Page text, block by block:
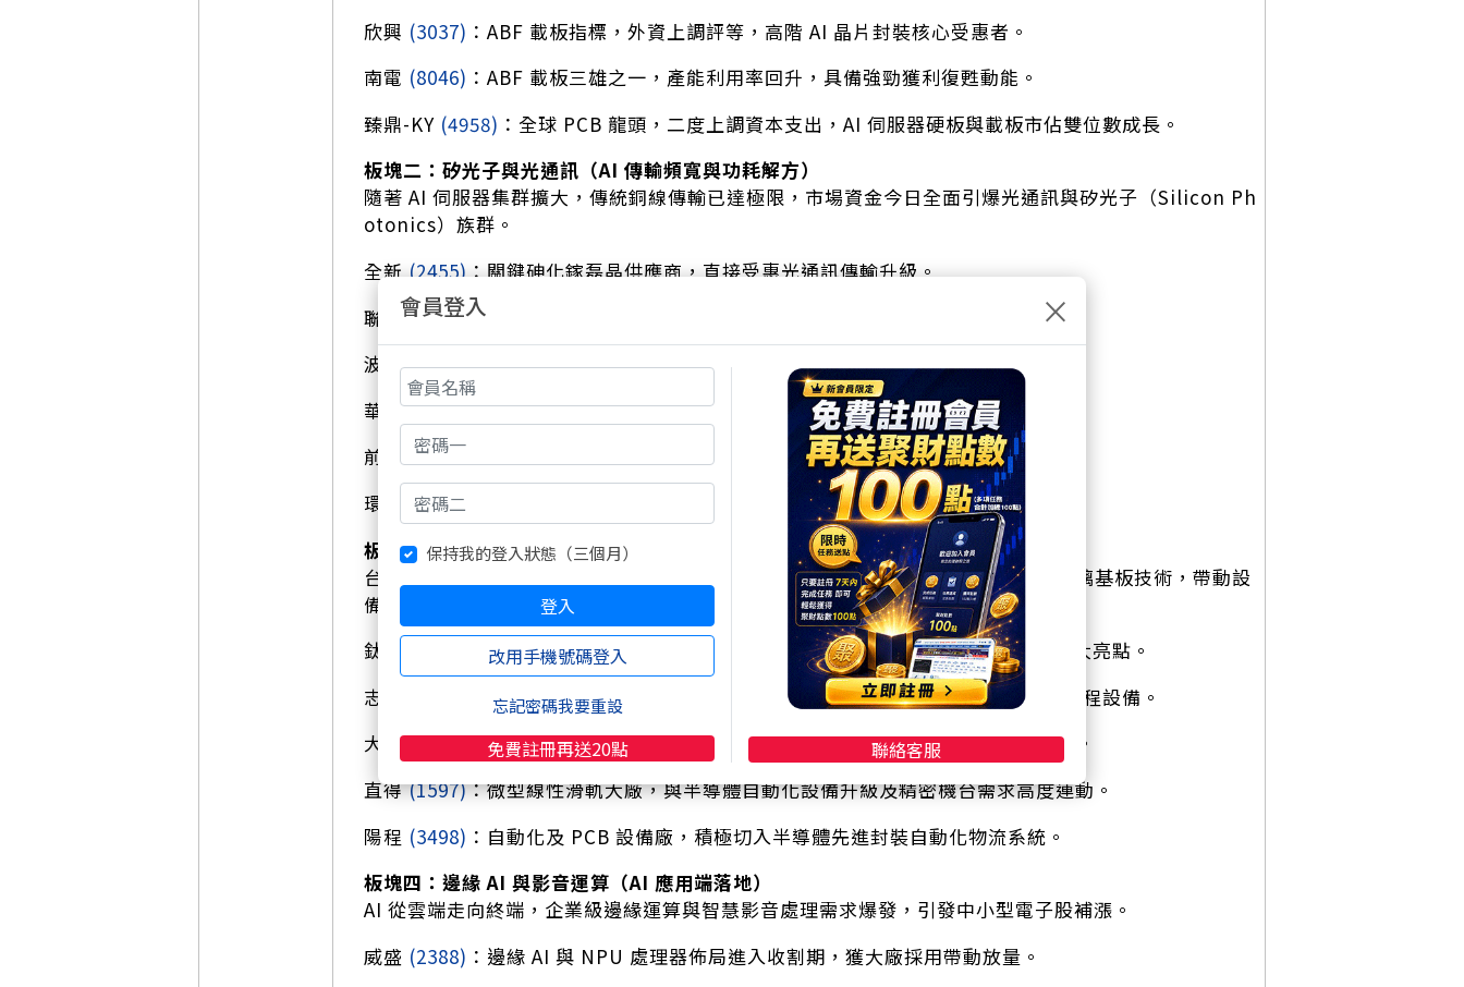
欣興 (3037) ：ABF 載板指標，外資上調評等，高階 AI 晶片封裝核心受惠者。
南電 (8046) ：ABF 載板三雄之一，產能利用率回升，具備強勁獲利復甦動能。
臻鼎-KY (4958) ：全球 PCB 龍頭，二度上調資本支出，AI 伺服器硬板與載板市佔雙位數成長。
板塊二：矽光子與光通訊（AI 傳輸頻寬與功耗解方）
隨著 AI 伺服器集群擴大，傳統銅線傳輸已達極限，市場資金今日全面引爆光通訊與矽光子（Silicon Ph
otonics）族群。
全新(2455)：關鍵砷化鎵磊晶供應商，直接受惠光通訊傳輸升級。
聯亞(3081)：光通訊磊晶大廠，矽光子與資料中心高速傳輸需求帶動業績。
波若威(3163)：光被動元件廠，受惠於 800G/1.6T 光收發模組規格升級。
華星光(4979)：光通訊主動元件及模組，AI 資料中心基礎建設受惠股。
前鼎 (4908)
：光通訊模組廠，搭上高速傳輸與矽光子應用商機。
環宇-KY(4991)
：光電元件代工與化合物半導體，資料中心與矽光子題材雙引擎。
板塊三：先進封裝與自動化設備（FOPLP 與玻璃基板趨勢）
台積電 CoWoS 產能吃緊，市場眼光轉向面板級扇出型封裝（FOPLP）與下一代玻璃基板技術，帶動設
備廠評價重估。
鈦昇
：精通雷射與電漿技術，切入玻璃基板與 FOPLP 設備，屬技術轉型最大亮點。
志聖
：半導體與 PCB 設備大廠，深耕 CoWoS 與 FOPLP 先進封裝烤箱等製程設備。
大銀微系統(4576)：提供先進封裝所需的高精準度定位元件與馬達，訂單能見度高。
直得(1597)：微型線性滑軌大廠，與半導體自動化設備升級及精密機台需求高度連動。
陽程 (3498) ：自動化及 PCB 設備廠，積極切入半導體先進封裝自動化物流系統。
板塊四：邊緣 AI 與影音運算（AI 應用端落地）
AI 從雲端走向終端，企業級邊緣運算與智慧影音處理需求爆發，引發中小型電子股補漲。
威盛 (2388) ：邊緣 AI 與 NPU 處理器佈局進入收割期，獲大廠採用帶動放量。
會員登入 ×
保持我的登入狀態（三個月）
登入
改用手機號碼登入
忘記密碼我要重設
免費註冊再送20點 聯絡客服